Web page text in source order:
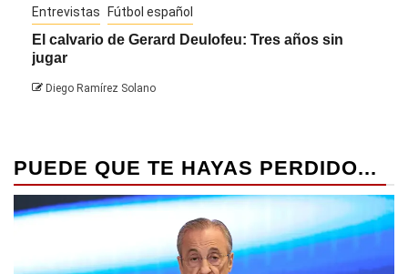
Entrevistas Fútbol español
El calvario de Gerard Deulofeu: Tres años sin
jugar
Diego Ramírez Solano
PUEDE QUE TE HAYAS PERDIDO...